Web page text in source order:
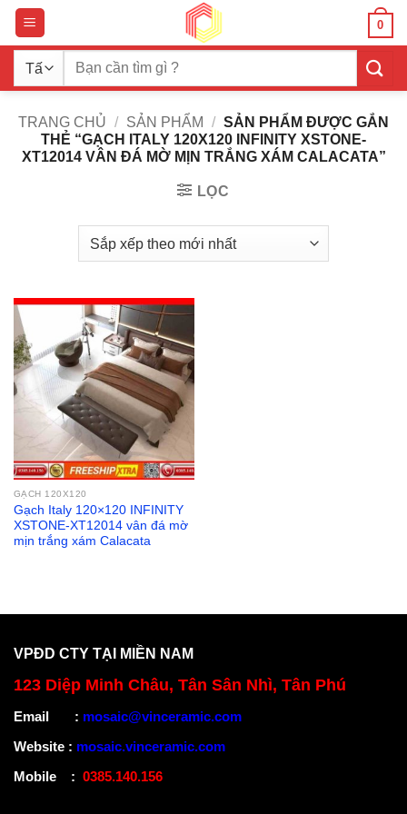
Bỏ
qua
nội
dung
0
Tìm
TRANG CHỦ / SẢN PHẨM / SẢN PHẨM ĐƯỢC GẮN
THẺ “GẠCH ITALY 120X120 INFINITY XSTONE-
XT12014 VÂN ĐÁ MỜ MỊN TRẮNG XÁM CALACATA”
LỌC
GẠCH 120X120
Gạch Italy 120×120 INFINITY
XSTONE-XT12014 vân đá mờ
mịn trắng xám Calacata
VPĐD CTY TẠI MIỀN NAM
123 Diệp Minh Châu, Tân Sân Nhì, Tân Phú
Email : mosaic@vinceramic.com
Website : mosaic.vinceramic.com
Mobile
: 0385.140.156